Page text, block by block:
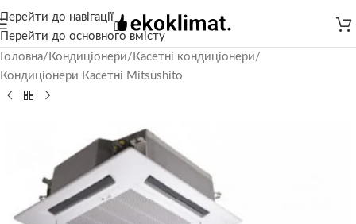
Перейти до навігації
Перейти до основного вмісту
Головна/ Кондиціонери/ Касетні кондиціонери/
Кондиціонери Касетні Mitsushito